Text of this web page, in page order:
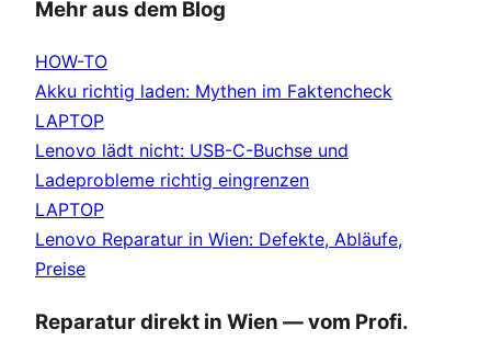
Mehr aus dem Blog
HOW-TO
Akku richtig laden: Mythen im Faktencheck
LAPTOP
Lenovo lädt nicht: USB-C-Buchse und
Ladeprobleme richtig eingrenzen
LAPTOP
Lenovo Reparatur in Wien: Defekte, Abläufe,
Preise
Reparatur direkt in Wien — vom Profi.